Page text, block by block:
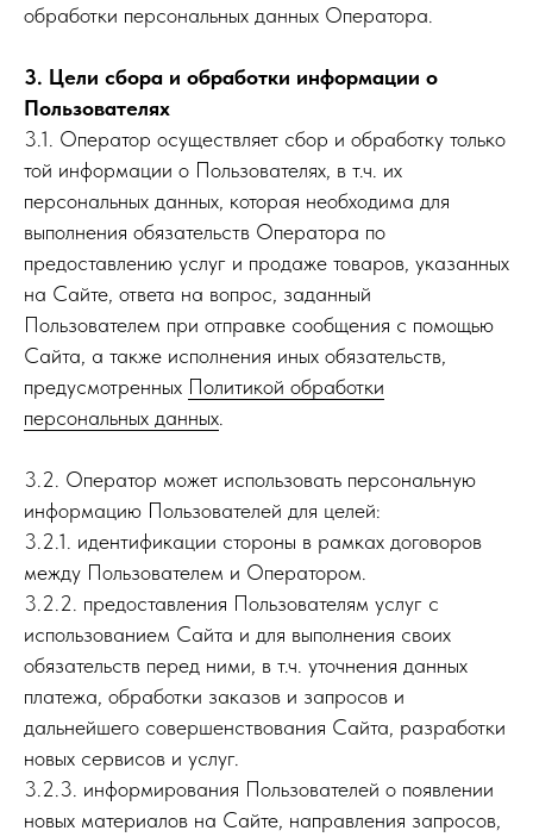
обработки персональных данных Оператора.
3. Цели сбора и обработки информации о
Пользователях
3.1. Оператор осуществляет сбор и обработку только
той информации о Пользователях, в т.ч. их
персональных данных, которая необходима для
выполнения обязательств Оператора по
предоставлению услуг и продаже товаров, указанных
на Сайте, ответа на вопрос, заданный
Пользователем при отправке сообщения с помощью
Сайта, а также исполнения иных обязательств,
предусмотренных Политикой обработки
персональных данных
3.2. Оператор может использовать персональную
информацию Пользователей для целей:
3.2.1. идентификации стороны в рамках договоров
между Пользователем и Оператором.
3.2.2. предоставления Пользователям услуг с
использованием Сайта и для выполнения своих
обязательств перед ними, в т.ч. уточнения данных
платежа, обработки заказов и запросов и
дальнейшего совершенствования Сайта, разработки
новых сервисов и услуг.
3.2.3. информирования Пользователей о появлении
новых материалов на Сайте, направления запросов,